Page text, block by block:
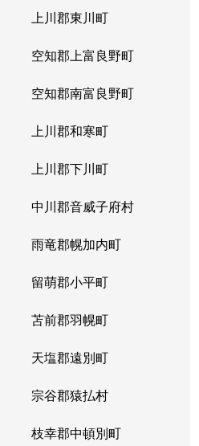
上川郡東川町
空知郡上富良野町
空知郡南富良野町
上川郡和寒町
上川郡下川町
中川郡音威子府村
雨竜郡幌加内町
留萌郡小平町
苫前郡羽幌町
天塩郡遠別町
宗谷郡猿払村
枝幸郡中頓別町